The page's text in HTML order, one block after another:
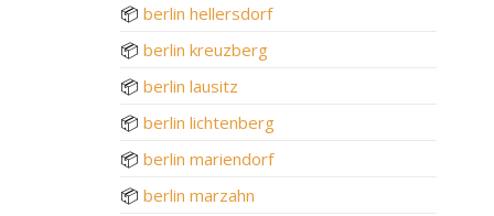
📦 berlin hellersdorf
📦 berlin kreuzberg
📦 berlin lausitz
📦 berlin lichtenberg
📦 berlin mariendorf
📦 berlin marzahn